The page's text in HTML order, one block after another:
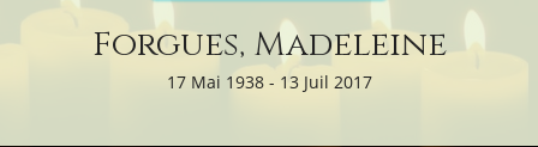
Forgues, Madeleine
17 Mai 1938 - 13 Juil 2017